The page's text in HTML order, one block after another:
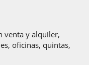
venta y alquiler,
oficinas, quintas,